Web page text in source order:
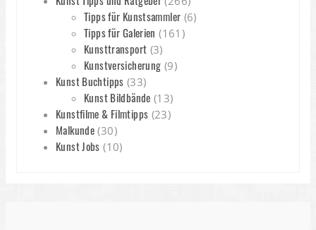
Tipps für Kunstsammler (6)
Tipps für Galerien (161)
Kunsttransport (3)
Kunstversicherung (9)
Kunst Buchtipps (33)
Kunst Bildbände (13)
Kunstfilme & Filmtipps (23)
Malkunde (30)
Kunst Jobs (10)